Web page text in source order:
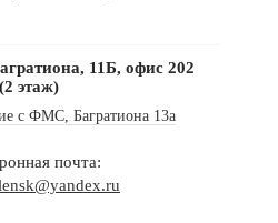
11Б, офис 202
(2 этаж)
c ФМС, Багратиона 13а
почта: